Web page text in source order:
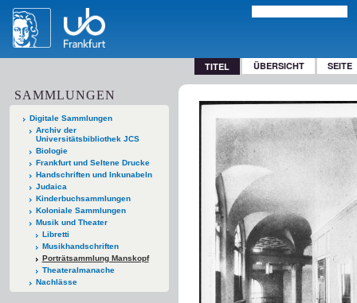
TITEL ÜBERSICHT SEITE
SAMMLUNGEN
Digitale Sammlungen
Archiv der
Universitätsbibliothek JCS
Biologie
Frankfurt und Seltene Drucke
Handschriften und Inkunabeln
Judaica
Kinderbuchsammlungen
Koloniale Sammlungen
Musik und Theater
Libretti
Musikhandschriften
Porträtsammlung Manskopf
Theateralmanache
Nachlässe